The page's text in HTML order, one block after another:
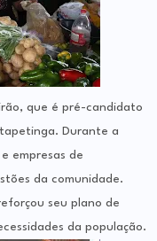
que é pré-candidato
Durante a
empresas de
da comunidade.
seu plano de
da população.